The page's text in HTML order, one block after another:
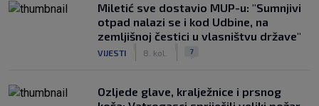
Miletić sve dostavio MUP-u: "Sumnjivi
otpad nalazi se i kod Udbine, na
zemljišnoj čestici u vlasništvu države"
VIJESTI 8. kol. 7
Ozljede glave, kralježnice i prsnog